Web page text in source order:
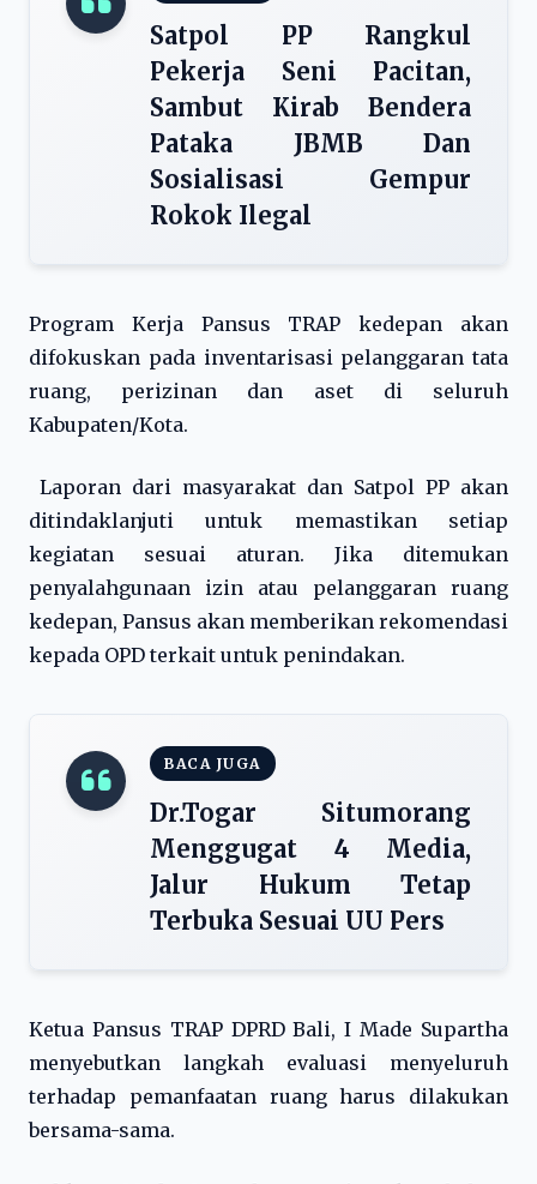
Satpol PP Rangkul
Pekerja Seni Pacitan,
Sambut Kirab Bendera
Pataka JBMB Dan
Sosialisasi Gempur
Rokok Ilegal
Program Kerja Pansus TRAP kedepan akan
difokuskan pada inventarisasi pelanggaran tata
ruang, perizinan dan aset di seluruh
Kabupaten/Kota.
Laporan dari masyarakat dan Satpol PP akan
ditindaklanjuti untuk memastikan setiap
kegiatan sesuai aturan. Jika ditemukan
penyalahgunaan izin atau pelanggaran ruang
kedepan, Pansus akan memberikan rekomendasi
kepada OPD terkait untuk penindakan.
BACA JUGA
Dr.Togar Situmorang
Menggugat 4 Media,
Jalur Hukum Tetap
Terbuka Sesuai UU Pers
Ketua Pansus TRAP DPRD Bali, I Made Supartha
menyebutkan langkah evaluasi menyeluruh
terhadap pemanfaatan ruang harus dilakukan
bersama-sama.